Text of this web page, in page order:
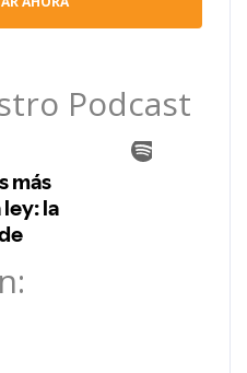
Podcast